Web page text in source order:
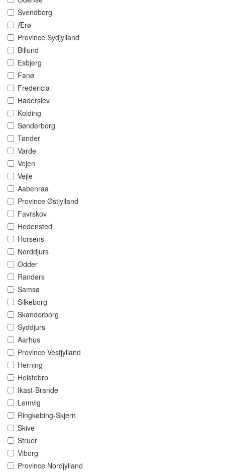
Svendborg
Ærø
Province Sydjylland
Billund
Esbjerg
Fanø
Fredericia
Haderslev
Kolding
Sønderborg
Tønder
Varde
Vejen
Vejle
Aabenraa
Province Østjylland
Favrskov
Hedensted
Horsens
Norddjurs
Odder
Randers
Samsø
Silkeborg
Skanderborg
Syddjurs
Aarhus
Province Vestjylland
Herning
Holstebro
Ikast-Brande
Lemvig
Ringkøbing-Skjern
Skive
Struer
Viborg
Province Nordjylland